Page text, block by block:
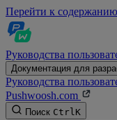
Перейти к содержанию
Руководства
Документация для
Руководства
Pushwoosh.com
Поиск CtrlK